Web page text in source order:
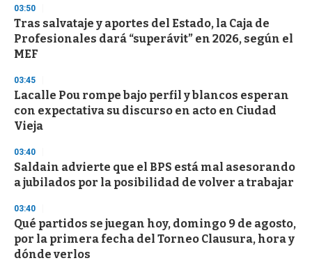
s
e
c
o
n
03:50
Tras salvataje y aportes del Estado, la Caja de
Profesionales dará “superávit” en 2026, según el
MEF
03:45
Lacalle Pou rompe bajo perfil y blancos esperan
con expectativa su discurso en acto en Ciudad
Vieja
03:40
Saldain advierte que el BPS está mal asesorando
a jubilados por la posibilidad de volver a trabajar
03:40
Qué partidos se juegan hoy, domingo 9 de agosto,
por la primera fecha del Torneo Clausura, hora y
dónde verlos